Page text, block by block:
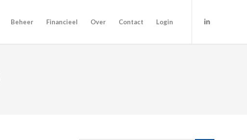
Beheer Financieel Over Contact Login